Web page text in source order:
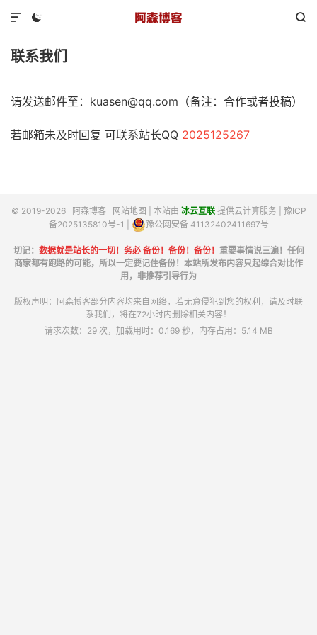
 

联系我们
请发送邮件至：kuasen@qq.com（备注：合作或者投稿）
若邮箱未及时回复 可联系站长QQ 2025125267
© 2019-2026 阿森博客 网站地图 | 本站由 冰云互联提供云计算服务 | 豫ICP
备2025135810号-1
豫公网安备 41132402411697号
切记： 数据就是站长的一切！务必 备份！备份！备份！ 重要事情说三遍！任何
商家都有跑路的可能，所以一定要记住备份！本站所发布内容只起综合对比作
用，非推荐引导行为
版权声明：阿森博客部分内容均来自网络，若无意侵犯到您的权利，请及时联
系我们，将在72小时内删除相关内容！
请求次数：29 次，加载用时：0.169 秒，内存占用：5.14 MB